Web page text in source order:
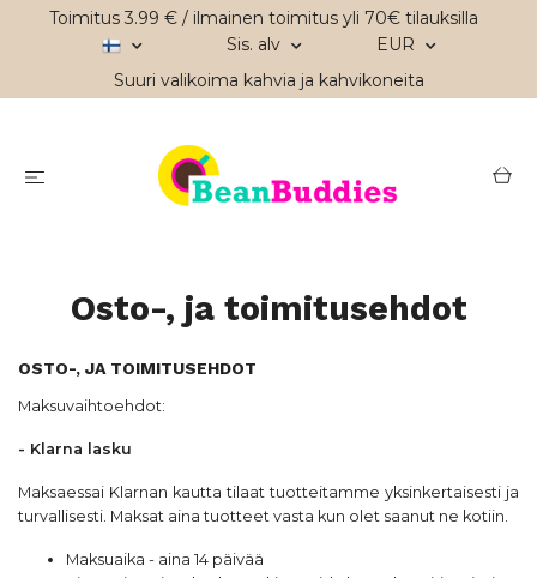
Toimitus 3.99 € / ilmainen toimitus yli 70€ tilauksilla
Sis. alv
EUR
Suuri valikoima kahvia ja kahvikoneita
Osto-, ja toimitusehdot
OSTO-, JA TOIMITUSEHDOT
Maksuvaihtoehdot:
- Klarna lasku
Maksaessai Klarnan kautta tilaat tuotteitamme yksinkertaisesti ja
turvallisesti. Maksat aina tuotteet vasta kun olet saanut ne kotiin.
Maksuaika - aina 14 päivää